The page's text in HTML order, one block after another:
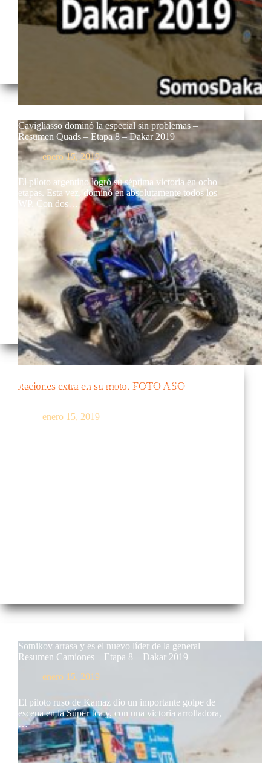
Cavigliasso dominó la especial sin problemas –
Resumen Quads – Etapa 8 – Dakar 2019
enero 15, 2019
El piloto argentino logró su séptima victoria en ocho
etapas. Esta vez, dominó en absolutamente todos los
WP. Con dos…
Kevin Benavides es duramente penalizado por llevar
enero 15, 2019
Sotnikov arrasa y es el nuevo líder de la general –
Resumen Camiones – Etapa 8 – Dakar 2019
enero 15, 2019
El piloto ruso de Kamaz dio un importante golpe de
escena en la Súper Ica y, con una victoria arrolladora,
…